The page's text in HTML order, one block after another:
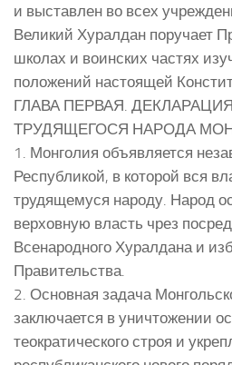
и выставлен во всех
Великий Хуралдан поручает
школах и воинских частях
положений настоящей
ГЛАВА ПЕРВАЯ.
ТРУДЯЩЕГОСЯ НАРОДА
1. Монголия объявляется
Республикой, в которой вся
трудящемуся народу. Народ
верховную власть чрез
Всенародного Хуралдана и
Правительства.
2. Основная задача
заключается в уничтожении
теократического строя и